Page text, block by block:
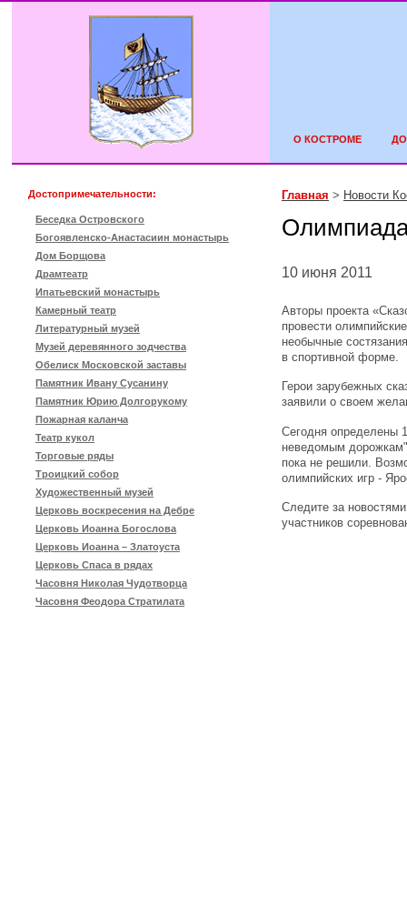
О КОСТРОМЕ
Достопримечательности:
Беседка Островского
Богоявленско-Анастасиин монастырь
Дом Борщова
Драмтеатр
Ипатьевский монастырь
Камерный театр
Литературный музей
Музей деревянного зодчества
Обелиск Московской заставы
Памятник Ивану Сусанину
Памятник Юрию Долгорукому
Пожарная каланча
Театр кукол
Торговые ряды
Троицкий собор
Художественный музей
Церковь воскресения на Дебре
Церковь Иоанна Богослова
Церковь Иоанна – Златоуста
Церковь Спаса в рядах
Часовня Николая Чудотворца
Часовня Феодора Стратилата
Главная > Новости
Олимпиада
10 июня 2011
Авторы проекта
провести
необычные
в спортивной форме.
Герои зарубежных
заявили о своем
Сегодня определены
неведомым дорожкам"
пока не решили.
олимпийских игр -
Следите за
участников